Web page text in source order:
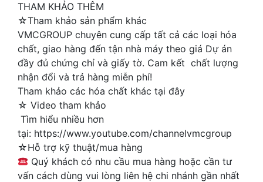
THAM KHẢO THÊM
☆Tham khảo sản phẩm khác
VMCGROUP chuyên cung cấp tất cả các loại hóa
chất, giao hàng đến tận nhà máy theo giá Dự án
đầy đủ chứng chỉ và giấy tờ. Cam kết chất lượng
nhận đổi và trả hàng miễn phí!
Tham khảo các hóa chất khác tại đây
☆ Video tham khảo
Tìm hiểu nhiều hơn
tại: https://www.youtube.com/channelvmcgroup
☆Hỗ trợ kỹ thuật/mua hàng
Quý khách có nhu cầu mua hàng hoặc cần tư
vấn cách dùng vui lòng liên hệ chi nhánh gần nhất